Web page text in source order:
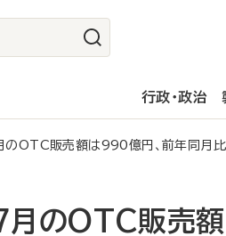
行政・政治
のOTC販売額は990億円、前年同月
月のOTC販売